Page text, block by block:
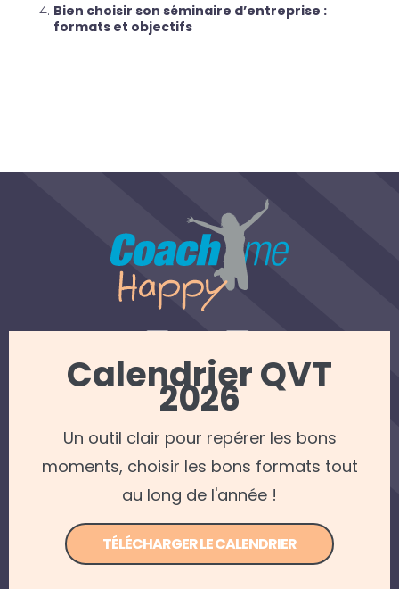
Bien choisir son séminaire d’entreprise :
formats et objectifs
Calendrier QVT
2026
Un outil clair pour repérer les bons
moments, choisir les bons formats tout
au long de l'année !
TÉLÉCHARGER LE CALENDRIER
REJOINDRE NOTRE NEWSLETTER
Mentions légales — Politique de confidentialité
© 2022 Coach me Happy — Tous droits réservés —
Apollo Studio - Agence web Caen